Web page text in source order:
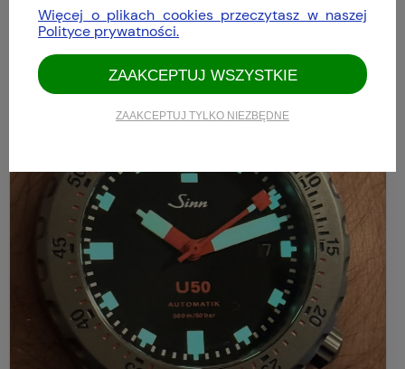
Więcej o plikach cookies przeczytasz w naszej
Polityce prywatności.
ZAAKCEPTUJ TYLKO NIEZBĘDNE
ZAAKCEPTUJ WSZYSTKIE